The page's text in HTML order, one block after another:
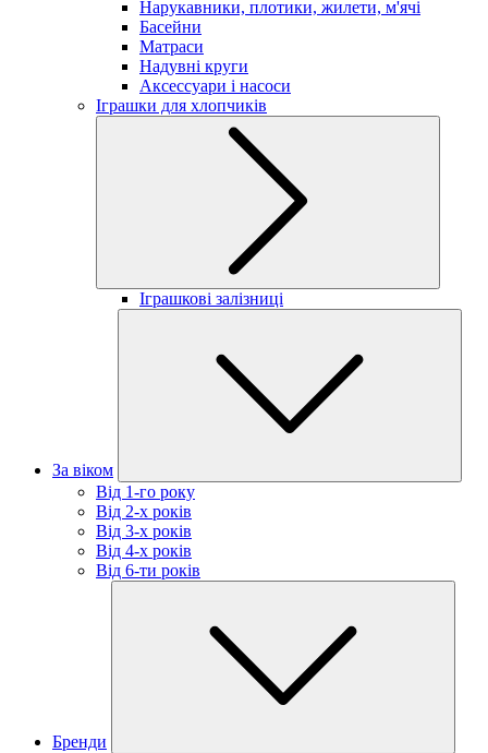
Нарукавники, плотики, жилети, м'ячі
Басейни
Матраси
Надувні круги
Аксессуари і насоси
Іграшки для хлопчиків
Іграшкові залізниці
За віком
Від 1-го року
Від 2-х років
Від 3-х років
Від 4-х років
Від 6-ти років
Бренди